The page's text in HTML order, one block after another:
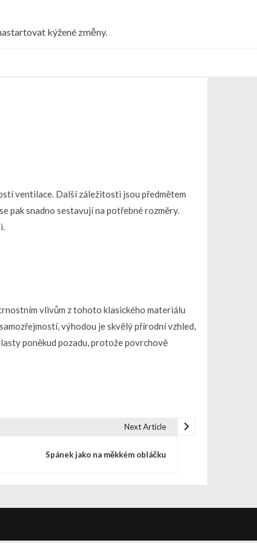
kýžené změny.
ventilace. Další záležitosti jsou předmětem
pak snadno sestavují na potřebné rozměry.
vlivům z tohoto klasického materiálu
výhodou je skvělý přírodní vzhled,
poněkud pozadu, protože povrchově
Next Article
Spánek jako na měkkém obláčku